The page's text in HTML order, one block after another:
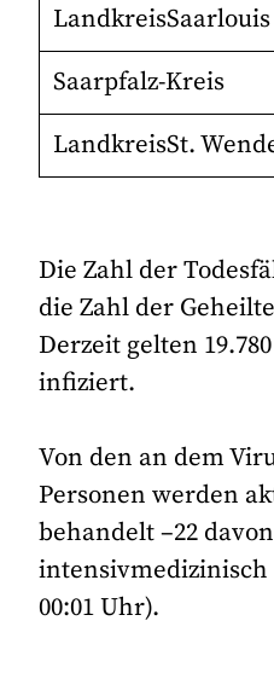
LandkreisSaarlouis
Saarpfalz-Kreis
LandkreisSt.
Die Zahl der
die Zahl der
Derzeit gelten
infiziert.
Von den an dem
Personen werden
behandelt –22 davon
intensivmedizinisch
00:01 Uhr).